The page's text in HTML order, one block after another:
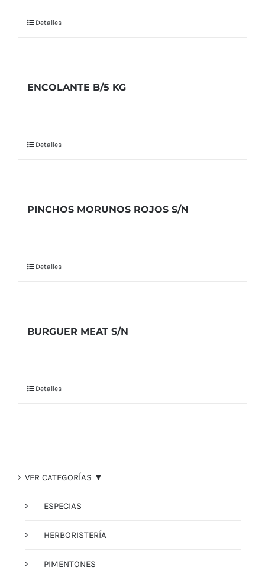
Detalles
ENCOLANTE B/5 KG
Detalles
PINCHOS MORUNOS ROJOS S/N
Detalles
BURGUER MEAT S/N
Detalles
VER CATEGORÍAS ▼
ESPECIAS
HERBORISTERÍA
PIMENTONES